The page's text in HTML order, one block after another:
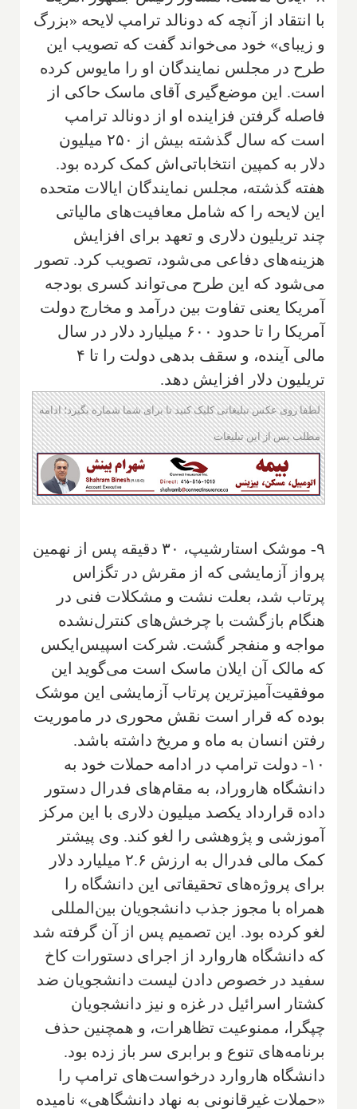
با انتقاد از آنچه که دونالد ترامپ لایحه «بزرگ
و زیبای» خود می‌خواند گفت که تصویب این
طرح در مجلس نمایندگان او را مایوس کرده
است. این موضع‌گیری آقای ماسک حاکی از
فاصله گرفتن فزاینده او از دونالد ترامپ
است که سال گذشته بیش از ۲۵۰ میلیون
دلار به کمپین انتخاباتی‌اش کمک کرده بود.
هفته گذشته، مجلس نمایندگان ایالات متحده
این لایحه را که شامل معافیت‌های مالیاتی
چند تریلیون دلاری و تعهد برای افزایش
هزینه‌های دفاعی می‌شود، تصویب کرد. تصور
می‌شود که این طرح می‌تواند کسری بودجه
آمریکا یعنی تفاوت بین درآمد و مخارج دولت
آمریکا را تا حدود ۶۰۰ میلیارد دلار در سال
مالی آینده، و سقف بدهی دولت را تا ۴
تریلیون دلار افزایش دهد.
لطفا روی عکس تبلیغاتی کلیک کنید تا برای شما شماره بگیرد؛ ادامه
مطلب پس از این تبلیغات
۹- موشک استارشیپ، ۳۰ دقیقه پس از نهمین
پرواز آزمایشی که از مقرش در تگزاس
پرتاب شد، بعلت نشت و مشکلات فنی در
هنگام بازگشت با چرخش‌های کنترل‌نشده
مواجه و منفجر گشت. شرکت اسپیس‌ایکس
که مالک آن ایلان ماسک است می‌گوید این
موفقیت‌آمیزترین پرتاب آزمایشی این موشک
بوده که قرار است نقش محوری در ماموریت
رفتن انسان به ماه و مریخ داشته باشد.
۱۰- دولت ترامپ در ادامه حملات خود به
دانشگاه هاروراد، به مقام‌های فدرال دستور
داده قرارداد یکصد میلیون دلاری با این مرکز
آموزشی و پژوهشی را لغو کند. وی پیشتر
کمک مالی فدرال به ارزش ۲.۶ میلیارد دلار
برای پروژه‌های تحقیقاتی این دانشگاه را
همراه با مجوز جذب دانشجویان بین‌المللی
لغو کرده بود. این تصمیم پس از آن گرفته شد
که دانشگاه هاروارد از اجرای دستورات کاخ
سفید در خصوص دادن لیست دانشجویان ضد
کشتار اسرائیل در غزه و نیز دانشجویان
چپگرا، ممنوعیت تظاهرات، و همچنین حذف
برنامه‌های تنوع و برابری سر باز زده بود.
دانشگاه هاروارد درخواست‌های ترامپ را
«حملات غیرقانونی به نهاد دانشگاهی» نامیده